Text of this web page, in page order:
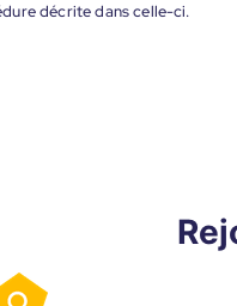
décrite dans celle-ci.